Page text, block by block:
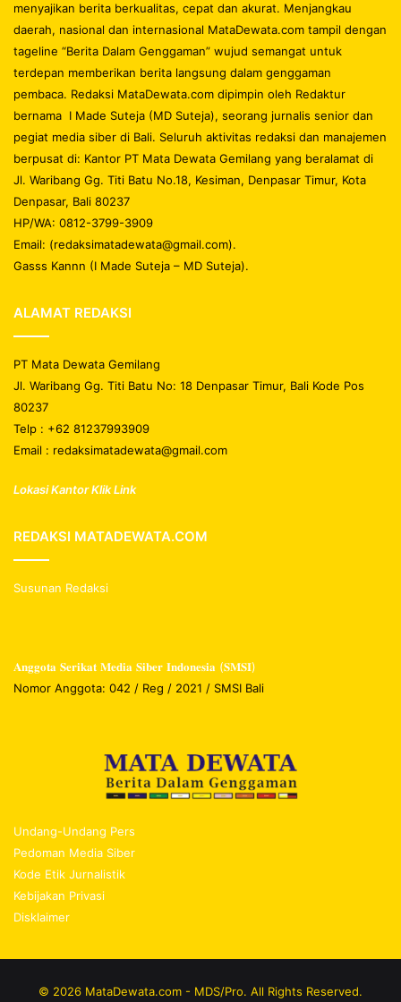
menyajikan berita berkualitas, cepat dan akurat. Menjangkau
daerah, nasional dan internasional MataDewata.com tampil dengan
tageline “Berita Dalam Genggaman” wujud semangat untuk
terdepan memberikan berita langsung dalam genggaman
pembaca. Redaksi MataDewata.com dipimpin oleh Redaktur
bernama I Made Suteja (MD Suteja), seorang jurnalis senior dan
pegiat media siber di Bali. Seluruh aktivitas redaksi dan manajemen
berpusat di: Kantor PT Mata Dewata Gemilang yang beralamat di
Jl. Waribang Gg. Titi Batu No.18, Kesiman, Denpasar Timur, Kota
Denpasar, Bali 80237
HP/WA: 0812-3799-3909
Email: (redaksimatadewata@gmail.com).
Gasss Kannn (I Made Suteja – MD Suteja).
ALAMAT REDAKSI
PT Mata Dewata Gemilang
Jl. Waribang Gg. Titi Batu No: 18 Denpasar Timur, Bali Kode Pos
80237
Telp : +62 81237993909
Email : redaksimatadewata@gmail.com
Lokasi Kantor Klik Link
REDAKSI MATADEWATA.COM
Susunan Redaksi
𝐀𝐧𝐠𝐠𝐨𝐭𝐚 𝐒𝐞𝐫𝐢𝐤𝐚𝐭 𝐌𝐞𝐝𝐢𝐚 𝐒𝐢𝐛𝐞𝐫 𝐈𝐧𝐝𝐨𝐧𝐞𝐬𝐢𝐚 (𝐒𝐌𝐒𝐈)
Nomor Anggota: 042 / Reg / 2021 / SMSI Bali
Undang-Undang Pers
Pedoman Media Siber
Kode Etik Jurnalistik
Kebijakan Privasi
Disklaimer
© 2026 MataDewata.com - MDS/Pro. All Rights Reserved.